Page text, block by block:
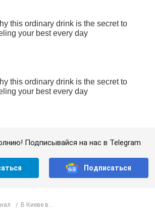
Подписывайся на нас в Telegram
Подписаться
В Киеве в...